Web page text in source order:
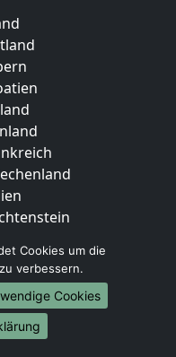
Cookies um die
verbessern.
Cookies